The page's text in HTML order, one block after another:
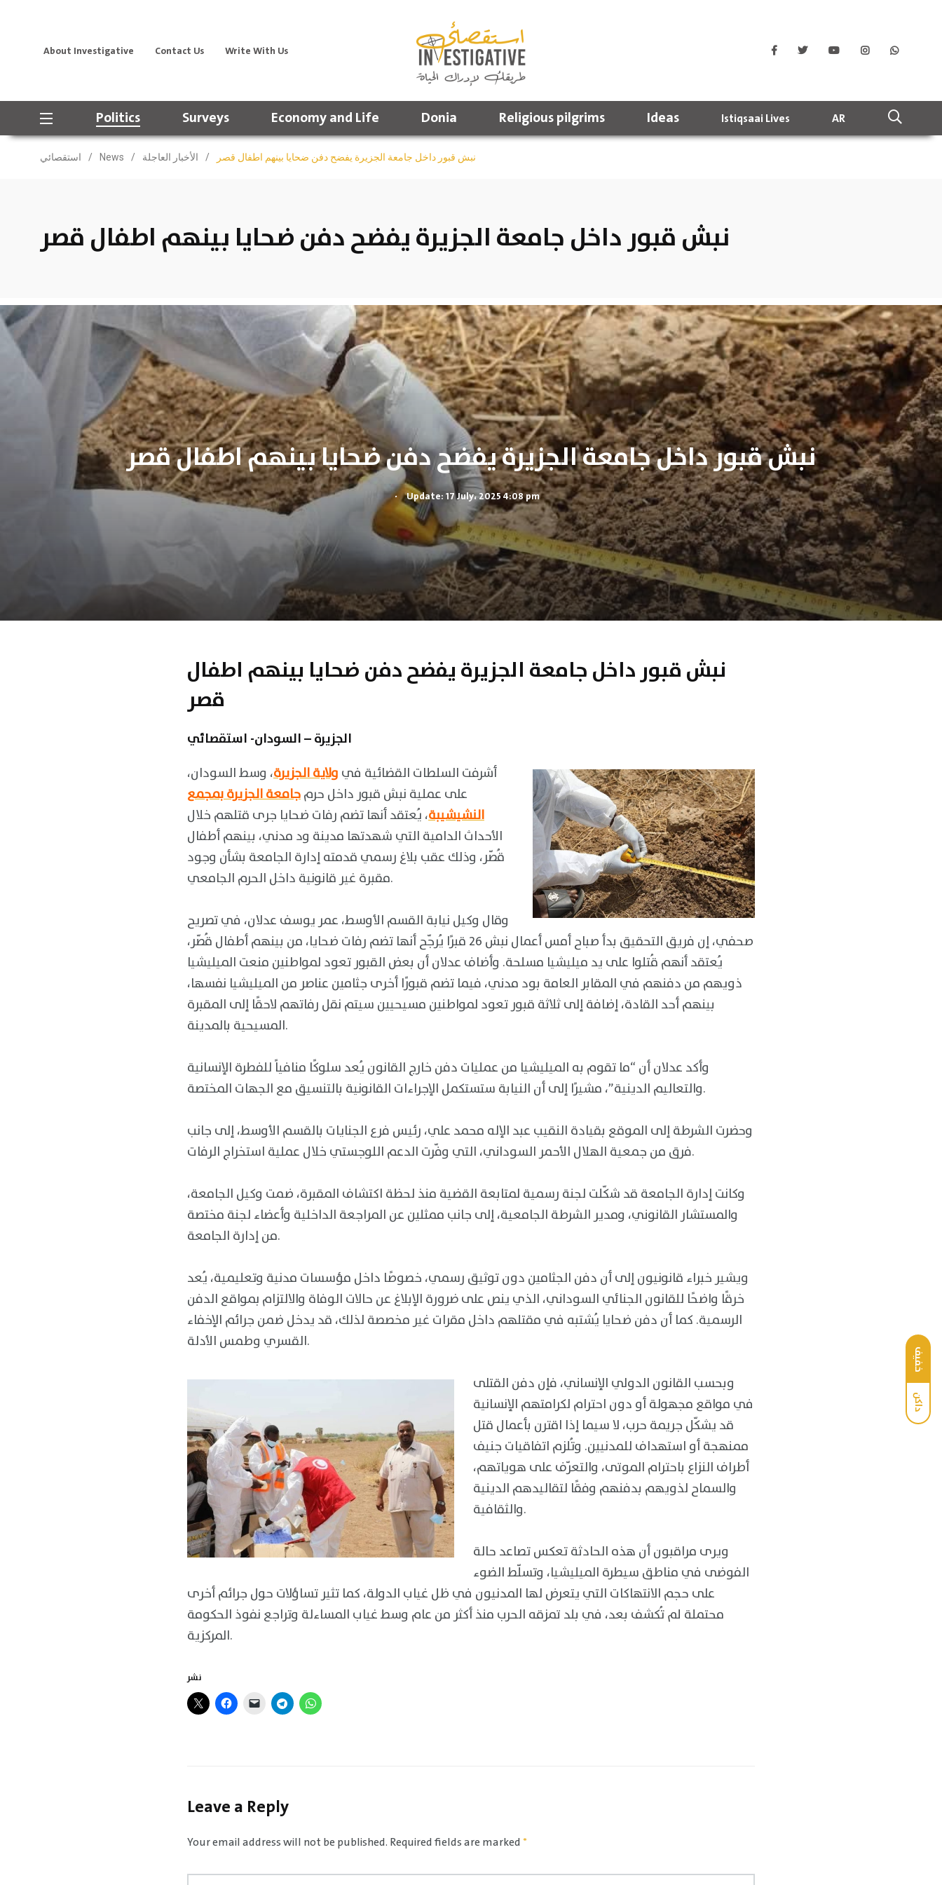
خفيف
داكن
About Investigative Contact Us Write With Us
Politics Surveys Economy and Life Donia Religious pilgrims Ideas Istiqsaai Lives AR
استقصائي / News / الأخبار العاجلة / نبش قبور داخل جامعة الجزيرة يفضح دفن ضحايا بينهم اطفال قصر
نبش قبور داخل جامعة الجزيرة يفضح دفن ضحايا بينهم اطفال قصر
نبش قبور داخل جامعة الجزيرة يفضح دفن ضحايا بينهم اطفال قصر
. Update: 17 July، 2025 4:08 pm
نبش قبور داخل جامعة الجزيرة يفضح دفن ضحايا بينهم اطفال
قصر
الجزيرة – السودان- استقصائي
أشرفت السلطات القضائية في ولاية الجزيرة، وسط السودان،
على عملية نبش قبور داخل حرمجامعة الجزيرة بمجمع
النشيشيبة، يُعتقد أنها تضم رفات ضحايا جرى قتلهم خلال
الأحداث الدامية التي شهدتها مدينة ود مدني، بينهم أطفال
قُصّر، وذلك عقب بلاغ رسمي قدمته إدارة الجامعة بشأن وجود
مقبرة غير قانونية داخل الحرم الجامعي.
وقال وكيل نيابة القسم الأوسط، عمر يوسف عدلان، في تصريح
صحفي، إن فريق التحقيق بدأ صباح أمس أعمال نبش 26 قبرًا يُرجّح أنها تضم رفات ضحايا، من بينهم أطفال قُصّر،
يُعتقد أنهم قُتلوا على يد ميليشيا مسلحة. وأضاف عدلان أن بعض القبور تعود لمواطنين منعت الميليشيا
ذويهم من دفنهم في المقابر العامة بود مدني، فيما تضم قبورًا أخرى جثامين عناصر من الميليشيا نفسها،
بينهم أحد القادة، إضافة إلى ثلاثة قبور تعود لمواطنين مسيحيين سيتم نقل رفاتهم لاحقًا إلى المقبرة
المسيحية بالمدينة.
وأكد عدلان أن “ما تقوم به الميليشيا من عمليات دفن خارج القانون يُعد سلوكًا منافياً للفطرة الإنسانية
والتعاليم الدينية”، مشيرًا إلى أن النيابة ستستكمل الإجراءات القانونية بالتنسيق مع الجهات المختصة.
وحضرت الشرطة إلى الموقع بقيادة النقيب عبد الإله محمد علي، رئيس فرع الجنايات بالقسم الأوسط، إلى جانب
فرق من جمعية الهلال الأحمر السوداني، التي وفّرت الدعم اللوجستي خلال عملية استخراج الرفات.
وكانت إدارة الجامعة قد شكّلت لجنة رسمية لمتابعة القضية منذ لحظة اكتشاف المقبرة، ضمت وكيل الجامعة،
والمستشار القانوني، ومدير الشرطة الجامعية، إلى جانب ممثلين عن المراجعة الداخلية وأعضاء لجنة مختصة
من إدارة الجامعة.
ويشير خبراء قانونيون إلى أن دفن الجثامين دون توثيق رسمي، خصوصًا داخل مؤسسات مدنية وتعليمية، يُعد
خرقًا واضحًا للقانون الجنائي السوداني، الذي ينص على ضرورة الإبلاغ عن حالات الوفاة والالتزام بمواقع الدفن
الرسمية. كما أن دفن ضحايا يُشتبه في مقتلهم داخل مقرات غير مخصصة لذلك، قد يدخل ضمن جرائم الإخفاء
القسري وطمس الأدلة.
وبحسب القانون الدولي الإنساني، فإن دفن القتلى
في مواقع مجهولة أو دون احترام لكرامتهم الإنسانية
قد يشكّل جريمة حرب، لا سيما إذا اقترن بأعمال قتل
ممنهجة أو استهداف للمدنيين. وتُلزم اتفاقيات جنيف
أطراف النزاع باحترام الموتى، والتعرّف على هوياتهم،
والسماح لذويهم بدفنهم وفقًا لتقاليدهم الدينية
والثقافية.
ويرى مراقبون أن هذه الحادثة تعكس تصاعد حالة
الفوضى في مناطق سيطرة الميليشيا، وتسلّط الضوء
على حجم الانتهاكات التي يتعرض لها المدنيون في ظل غياب الدولة، كما تثير تساؤلات حول جرائم أخرى
محتملة لم تُكشف بعد، في بلد تمزقه الحرب منذ أكثر من عام وسط غياب المساءلة وتراجع نفوذ الحكومة
المركزية.
نشر
Leave a Reply
Your email address will not be published. Required fields are marked*